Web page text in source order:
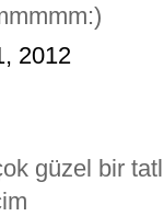
2012
güzel bir